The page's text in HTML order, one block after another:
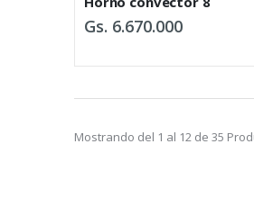
Gs. 6.670.000
Mostrando del 1 al 12 de 35